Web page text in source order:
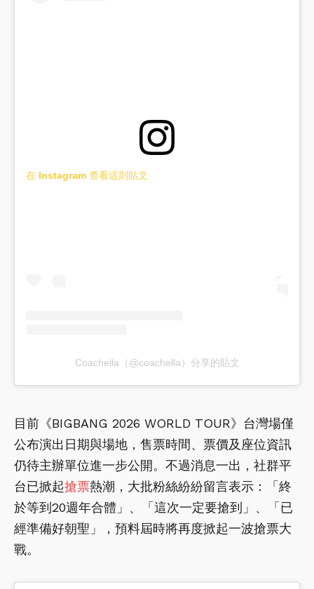
在 Instagram 查看這則貼文
Coachella（@coachella）分享的貼文
目前《BIGBANG 2026 WORLD TOUR》台灣場僅
公布演出日期與場地，售票時間、票價及座位資訊
仍待主辦單位進一步公開。不過消息一出，社群平
台已掀起搶票熱潮，大批粉絲紛紛留言表示：「終
於等到20週年合體」、「這次一定要搶到」、「已
經準備好朝聖」，預料屆時將再度掀起一波搶票大
戰。